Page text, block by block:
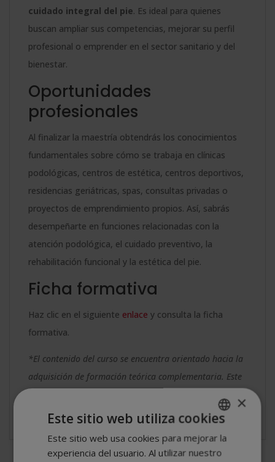
cuidado integral del pie. Es ideal para quienes
buscan ampliar sus competencias, mejorar su perfil
profesional o emprender en el sector sanitario y del
bienestar.
Oportunidades
profesionales
Al finalizar la maestría obtendrás los conocimientos
fundamentales sobre cómo se trabaja en clínicas
podológicas, centros de estética, centros deportivos,
residencias geriátricas, spas, consultas privadas o
proyectos de emprendimiento propios. Así, sabrás
desempeñarte en funciones relacionadas con la
atención podológica, el cuidado preventivo, la
rehabilitación funcional y la estética del pie.
Ficha formativa
Haz clic en el siguiente enlace y consulta la ficha
formativa.
*El contenido del curso se encuentra orientado hacia la
adquisición de formación teórica complementaria. Este
oficial.
SPANISH
PORTUGUESE
×
Este sitio web utiliza cookies
Este sitio web usa cookies para mejorar la
experiencia del usuario. Al utilizar nuestro